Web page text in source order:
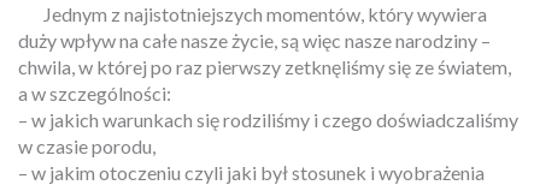
Jednym z najistotniejszych momentów, który wywiera
duży wpływ na całe nasze życie, są więc nasze narodziny –
chwila, w której po raz pierwszy zetknęliśmy się ze światem,
a w szczególności:
– w jakich warunkach się rodziliśmy i czego doświadczaliśmy
w czasie porodu,
– w jakim otoczeniu czyli jaki był stosunek i wyobrażenia